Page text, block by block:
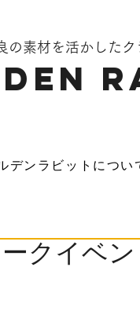
の素材を活かしたク
デンラビットについ
クイベ